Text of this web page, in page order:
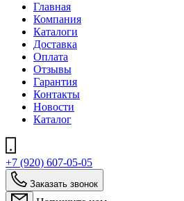
Главная
Компания
Каталоги
Доставка
Оплата
Отзывы
Гарантия
Контакты
Новости
Каталог
+7 (920) 607-05-05
Заказать звонок